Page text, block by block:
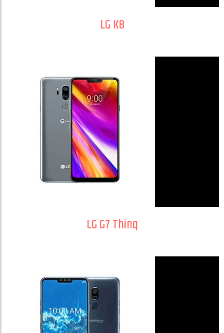
LG K8
LG G7 Thinq